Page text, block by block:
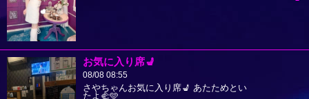
お気に入り席💺
08/08 08:55
さやちゃんお気に入り席💺 あたためとい
たよ🫲🩵